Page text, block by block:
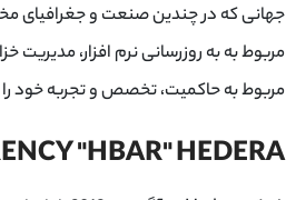
جهانی که در چندین صنعت و جغرافیای
مربوط به به روزرسانی نرم افزار، مدیریت
مربوط به حاکمیت، تخصص و تجربه خود
"HBAR" HEDERA